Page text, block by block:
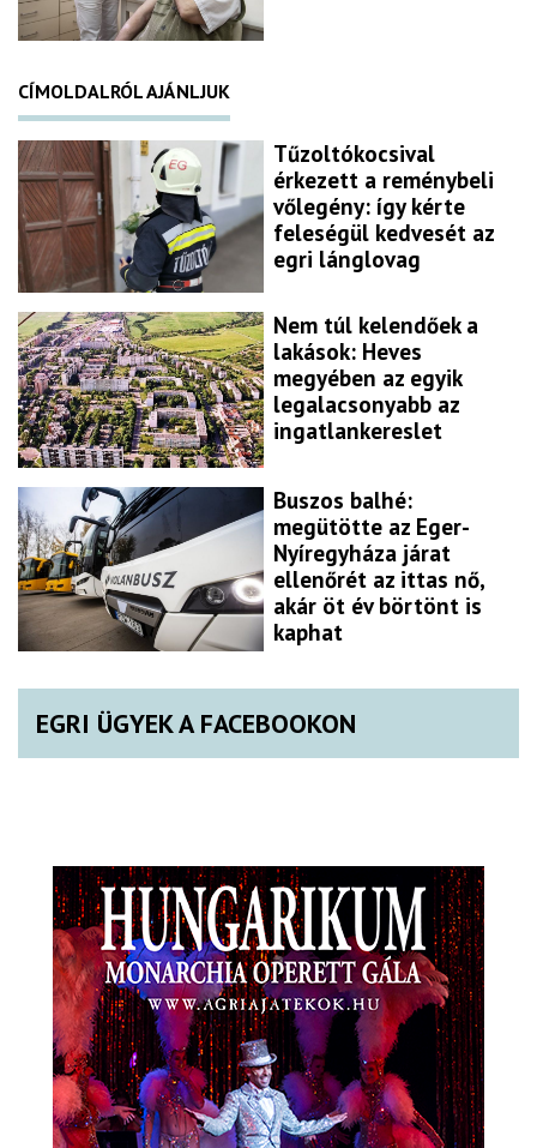
CÍMOLDALRÓL AJÁNLJUK
Tűzoltókocsival
érkezett a reménybeli
vőlegény: így kérte
feleségül kedvesét az
egri lánglovag
Nem túl kelendőek a
lakások: Heves
megyében az egyik
legalacsonyabb az
ingatlankereslet
Buszos balhé:
megütötte az Eger-
Nyíregyháza járat
ellenőrét az ittas nő,
akár öt év börtönt is
kaphat
EGRI ÜGYEK A FACEBOOKON